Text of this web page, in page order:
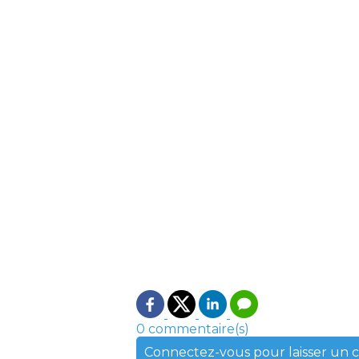
0 commentaire(s)
Connectez-vous pour laisser un